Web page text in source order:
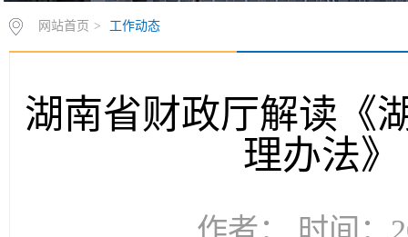
网站首页 > 工作动态
湖南省财政厅解读《
理办法
作者： 时间：